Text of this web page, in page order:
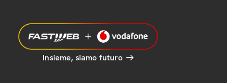
Insieme, siamo futuro